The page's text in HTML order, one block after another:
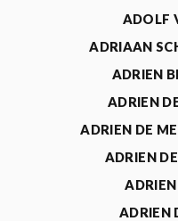
ADOLF
ADRIAAN
ADRIEN
ADRIEN
ADRIEN DE
ADRIEN
ADRIEN